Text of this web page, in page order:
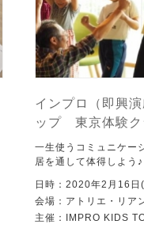
インプロ（即興
ップ 東京体験ク
一生使うコミュニケー
居を通して体得しよう♪
日時：2020年2月16
会場：アトリエ・リア
主催：IMPRO KIDS